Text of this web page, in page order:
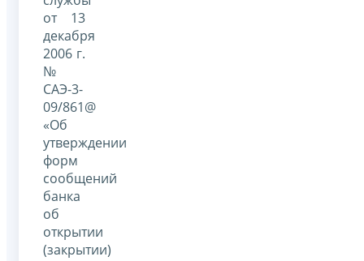
от 13
декабря
2006 г.
№
САЭ-3-
09/861@
«Об
утверждении
форм
сообщений
банка
об
открытии
(закрытии)